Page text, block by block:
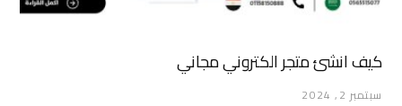
كيف انشئ متجر الكتروني مجاني
سبتمبر 2, 2024